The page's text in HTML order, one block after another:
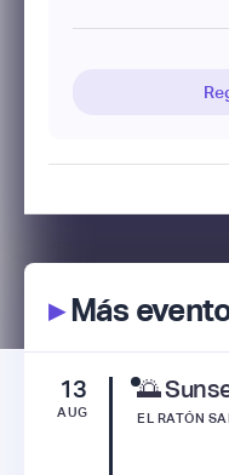
▸Más
13
AUG
🌅
EL RATÓN